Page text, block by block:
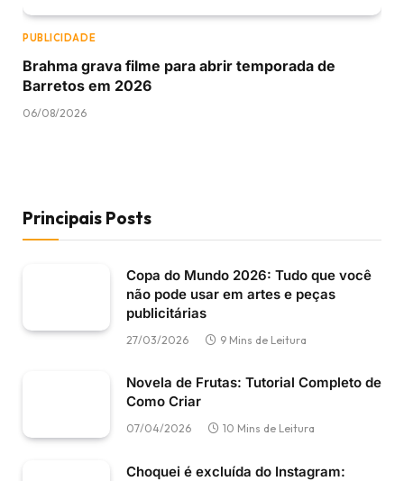
PUBLICIDADE
Brahma grava filme para abrir temporada de
Barretos em 2026
06/08/2026
Principais Posts
Copa do Mundo 2026: Tudo que você
não pode usar em artes e peças
publicitárias
27/03/2026 9 Mins de Leitura
Novela de Frutas: Tutorial Completo de
Como Criar
07/04/2026 10 Mins de Leitura
Choquei é excluída do Instagram: